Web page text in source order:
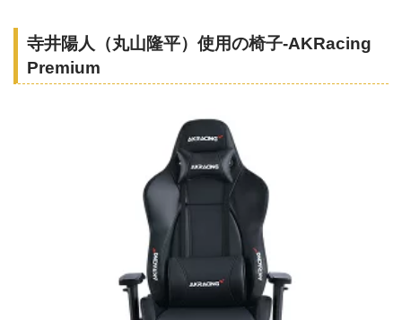
寺井陽人（丸山隆平）使用の椅子-AKRacing
Premium